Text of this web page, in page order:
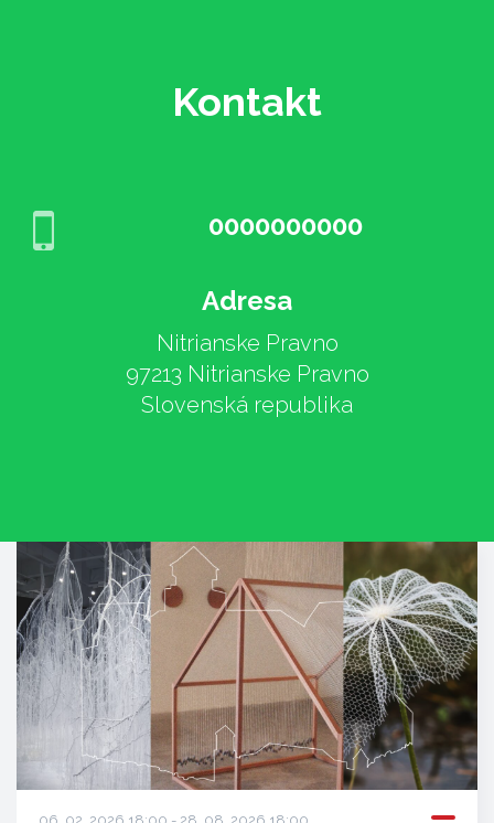
Kontakt
0000000000
Adresa
Nitrianske Pravno
97213 Nitrianske Pravno
Slovenská republika